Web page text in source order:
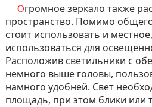
Огромное зеркало также расширит драгоценное
пространство. Помимо
стоит использовать и
использоваться для
Расположив светильники с
немного выше головы,
намного удобней. Свет
площадь, при этом блики или